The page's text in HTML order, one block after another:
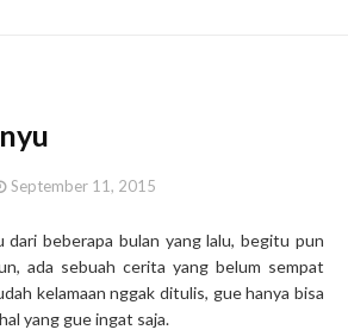
September 11, 2015
dari beberapa bulan yang lalu, begitu pun
ada sebuah cerita yang belum sempat
kelamaan nggak ditulis, gue hanya bisa
yang gue ingat saja.